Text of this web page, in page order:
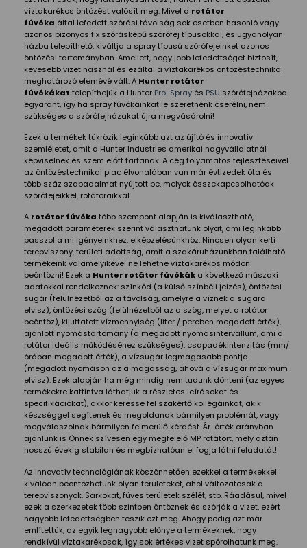
víztakarékos öntözést valósít meg. Mivel a rotátor
fúvóka által lefedett szórási távolság sok esetben hasonló vagy
azonos bizonyos fix szórásképű szórófej típusokkal, és ugyanolyan
házba telepíthető, kiváltja a spray típusú szórófejeinket azonos
öntözési tartományban. Amellett, hogy jobb lefedettséget biztosít,
kevesebb vizet használ és ezáltal a víztakarékos öntözéstechnika
meghatározó elemévé vált. A Hunter rotátor
fúvókákat telepíthejük a Hunter Pro-Spray és PSU szórófejházakba
egyaránt, így ha spray fúvókáinkat le szeretnénk cserélni, nem
szükséges a szórófejházakat újra megvásárolni!
Ezek a termékek tükrözik leginkább azt az újító és innovatív
szemléletet, amit a Hunter Industries amerikai nagyvállalatnál
képviselnek és szem előtt tartanak. A cég folyamatos fejlesztéseivel
az öntözéstechnikai piac élvonalában van már évtizedek óta és
több száz szabadalmat nyújtott be, melyek összekapcsolhatóak
szórófejeikkel, rotátoraikkal.
A rotátor fúvóka több szempont alapján is kiválasztható,
megadott paraméterek szerint választhatunk olyat, ami leginkább
passzol a mi igényeinkhez, elképzelésünkhöz. Nincsen olyan kerti
terepviszony, területi adottság, amit a szakáruházunkban található
termékeink valamelyikével ne lehetne víztakarékos módon
beöntözni! Ezek a Hunter rotátor fúvókák a következő műszaki
adatokkal rendelkeznek: színkód (a külső színbéli jelzés), öntözési
sugár (felülnézetből az a távolság, amelyre a víznek a sugara
elvisz), öntözési szög (felülnézetből az a szög, melyet a rotátor
beöntöz), kijuttatott vízmennyiség (liter / percben megadott érték),
ajánlott nyomástartomány (a megadott nyomásintervallum, ami a
rotátor ideális működéséhez szükséges), csapadékintenzitás (mm/
órában megadott érték), a vízsugár legmagasabb pontja
(megadott nyomáson az a magasság, ahová a vízsugár maximum
elvisz). Ezek alapján ha még mindig nem tudunk dönteni (az egyes
termékekre kattintva láthatjuk a részletes leírásokat és
specifikációkat), akkor keresse fel szakértő kollégáinkat, akik
készséggel segítenek és megoldanak bármilyen problémát, vagy
megválaszolnak bármilyen felmerülő kérdést. Ár-érték arányban
ajánlunk is Önnek szívesen egy megfelelő MP rotátort, mely aztán
hosszú évekig stabilan és megbízhatóan el fogja látni feladatát!
Az innovatív technológiának köszönhetően ezekkel a termékekkel
kiválóan beöntözhetünk olyan területeket, ahol változatosak a
terepviszonyok. Sarkokat, füves területek szélét, stb. Ráadásul, mivel
ezek a szerkezetek több szintben öntöznek és szórják a vizet, ezért
nagyobb lefedettségben teszik ezt meg. Ahogy pedig azt már
említettük, az egyik legnagyobb előnye a termékeknek, hogy
rendkívül víztakarékosak, így sok értékes vizet spórolhatunk meg.